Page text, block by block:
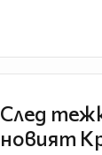
След
новият